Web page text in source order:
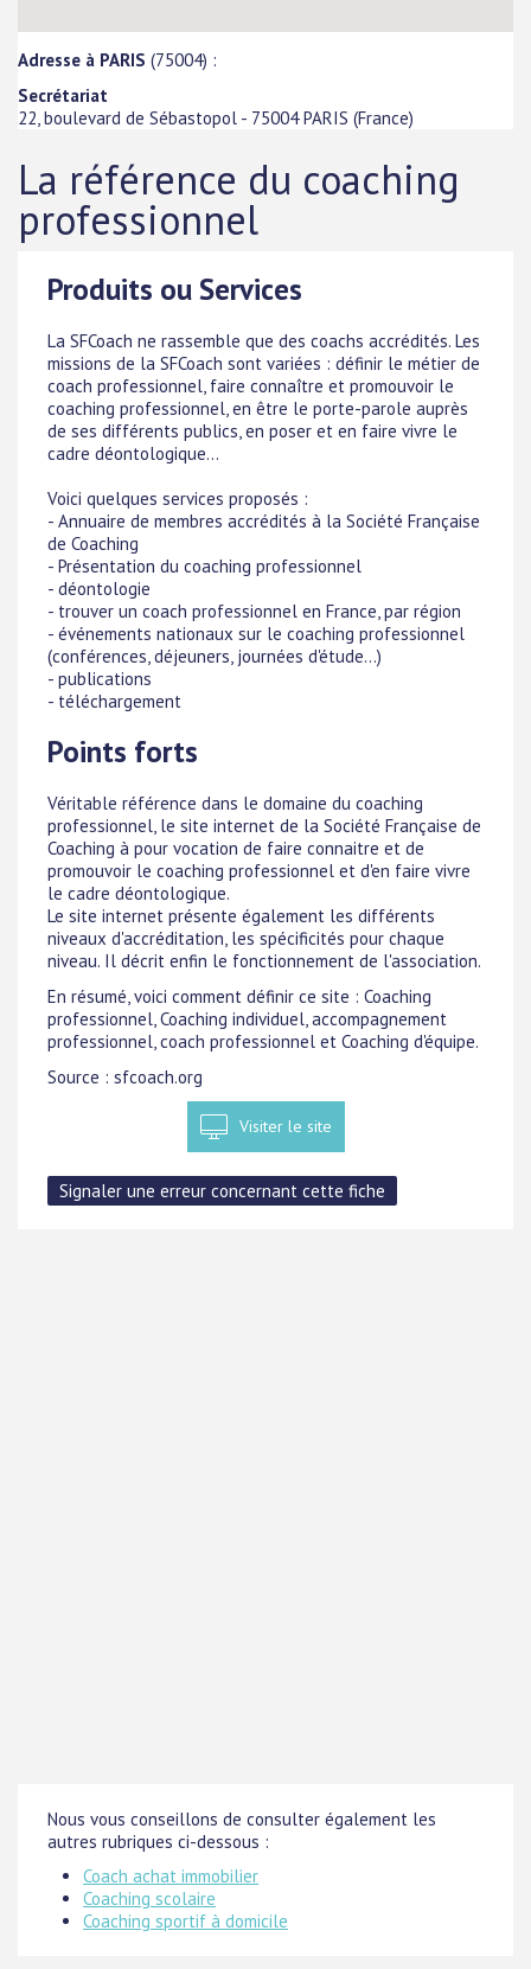
Adresse à PARIS (75004) :
Secrétariat
22, boulevard de Sébastopol - 75004 PARIS (France)
La référence du coaching
professionnel
Produits ou Services
La SFCoach ne rassemble que des coachs accrédités. Les
missions de la SFCoach sont variées : définir le métier de
coach professionnel, faire connaître et promouvoir le
coaching professionnel, en être le porte-parole auprès
de ses différents publics, en poser et en faire vivre le
cadre déontologique...
Voici quelques services proposés :
- Annuaire de membres accrédités à la Société Française
de Coaching
- Présentation du coaching professionnel
- déontologie
- trouver un coach professionnel en France, par région
- événements nationaux sur le coaching professionnel
(conférences, déjeuners, journées d'étude...)
- publications
- téléchargement
Points forts
Véritable référence dans le domaine du coaching
professionnel, le site internet de la Société Française de
Coaching à pour vocation de faire connaitre et de
promouvoir le coaching professionnel et d'en faire vivre
le cadre déontologique.
Le site internet présente également les différents
niveaux d'accréditation, les spécificités pour chaque
niveau. Il décrit enfin le fonctionnement de l'association.
En résumé, voici comment définir ce site : Coaching
professionnel, Coaching individuel, accompagnement
professionnel, coach professionnel et Coaching d'équipe.
Source : sfcoach.org
Visiter le site
Nous vous conseillons de consulter également les
autres rubriques ci-dessous :
Coach achat immobilier
Coaching scolaire
Coaching sportif à domicile